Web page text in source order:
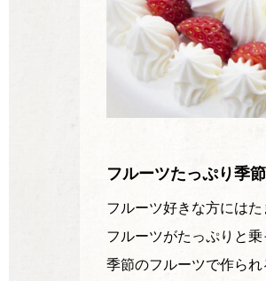
フルーツたっぷり季
フルーツ好きな方にはた
フルーツがたっぷりと
季節のフルーツで作ら